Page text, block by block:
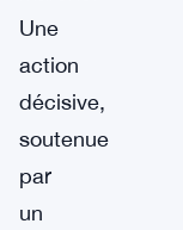
Une
action
décisive,
soutenue
par
un